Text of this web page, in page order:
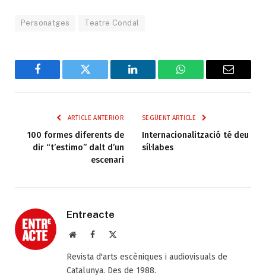
Personatges Teatre Condal
Facebook Twitter LinkedIn WhatsAppEmail
ARTICLE ANTERIOR
100 formes diferents de
dir “t’estimo” dalt d’un
escenari
SEGÜENT ARTICLE
Internacionalització té deu
síl·labes
Entreacte
Web Facebook
Revista d'arts escèniques i audiovisuals de
Catalunya. Des de 1988.